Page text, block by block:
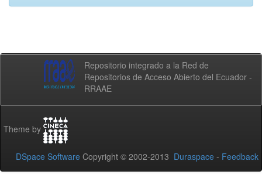
Repositorio integrado a la Red de
Repositorios de Acceso Abierto del Ecuador -
RRAAE
Theme by
DSpace Software Copyright © 2002-2013 Duraspace - Feedback